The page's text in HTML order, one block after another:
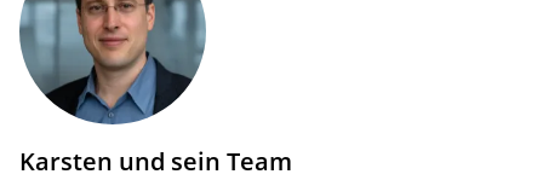
Karsten und sein Team